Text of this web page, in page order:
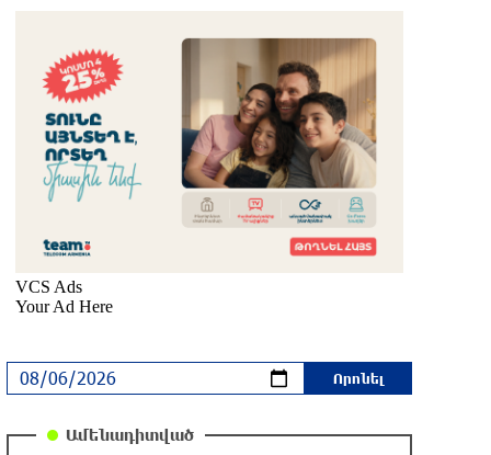
Մկրտչյանի հուղարկավորության հետ
կապված ծախսերը փոխհատուցելու
նպատակով
մեկ ժամ առաջ
Մեսսին դուբլի հեղինակ է դարձել
«Ինտեր Մայամիի» կազմում
մեկ ժամ առաջ
աշխարհի առաջնության իրավունքի
մեկ ժամ առաջ
Հայաստանը 320 մլն դոլարի նոր
վարկեր կվերցնի
Ամենադիտված